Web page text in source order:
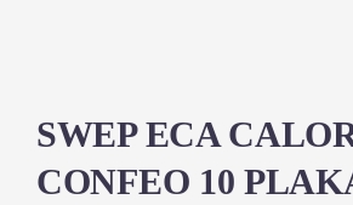
SWEP ECA
CONFEO 10